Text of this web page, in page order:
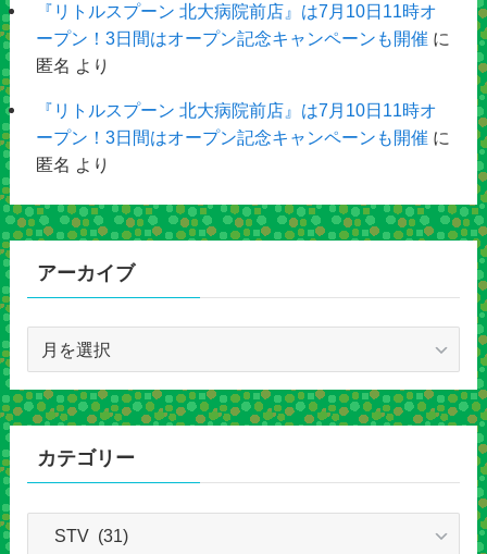
『リトルスプーン 北大病院前店』は7月10日11時オ
ープン！3日間はオープン記念キャンペーンも開催 に
匿名 より
『リトルスプーン 北大病院前店』は7月10日11時オ
ープン！3日間はオープン記念キャンペーンも開催 に
匿名 より
アーカイブ
カ
イ
カテゴリー